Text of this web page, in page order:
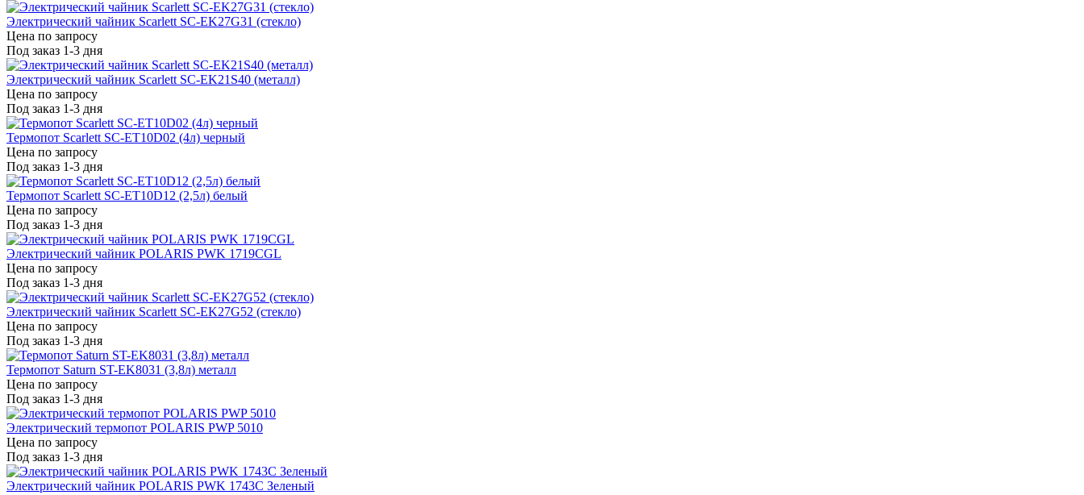
Электрический чайник Scarlett SC-EK27G31 (стекло)
Цена по запросу
Под заказ 1-3 дня
Электрический чайник Scarlett SC-EK21S40 (металл)
Цена по запросу
Под заказ 1-3 дня
Термопот Scarlett SC-ET10D02 (4л) черный
Цена по запросу
Под заказ 1-3 дня
Термопот Scarlett SC-ET10D12 (2,5л) белый
Цена по запросу
Под заказ 1-3 дня
Электрический чайник POLARIS PWK 1719CGL
Цена по запросу
Под заказ 1-3 дня
Электрический чайник Scarlett SC-EK27G52 (стекло)
Цена по запросу
Под заказ 1-3 дня
Термопот Saturn ST-EK8031 (3,8л) металл
Цена по запросу
Под заказ 1-3 дня
Электрический термопот POLARIS PWP 5010
Цена по запросу
Под заказ 1-3 дня
Электрический чайник POLARIS PWK 1743С Зеленый